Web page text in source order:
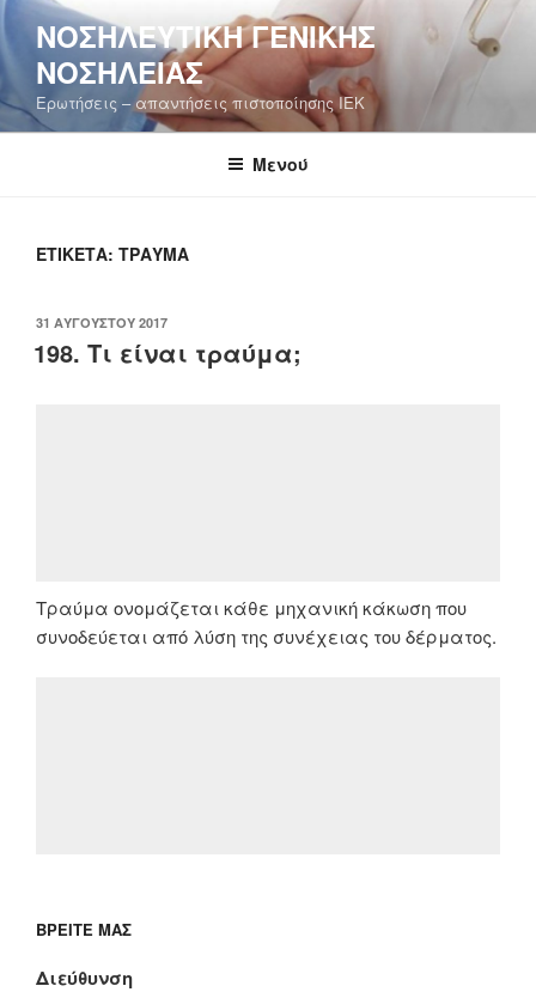
Μετάβαση
στο
περιεχόμενο
ΝΟΣΗΛΕΥΤΙΚΉ ΓΕΝΙΚΉΣ
ΝΟΣΗΛΕΊΑΣ
Ερωτήσεις – απαντήσεις πιστοποίησης ΙΕΚ
Μενού
ΕΤΙΚΈΤΑ: ΤΡΑΎΜΑ
ΔΗΜΟΣΙΕΎΤΗΚΕ
ΣΤΙΣ
31 ΑΥΓΟΎΣΤΟΥ 2017
198. Τι είναι τραύμα;
Τραύμα ονομάζεται κάθε μηχανική κάκωση που
συνοδεύεται από λύση της συνέχειας του δέρματος.
ΒΡΕΊΤΕ ΜΑΣ
Διεύθυνση